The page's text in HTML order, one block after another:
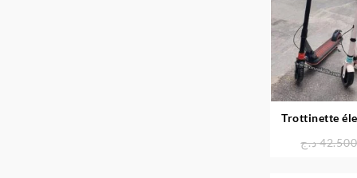
Trottinette
42.500 د.ج